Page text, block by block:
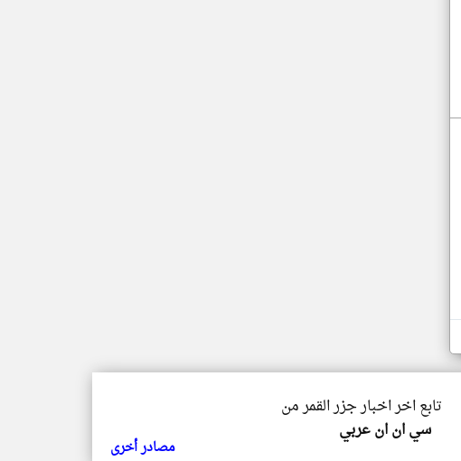
تابع اخر اخبار جزر القمر من
سي ان ان عربي
مصادر أخرى